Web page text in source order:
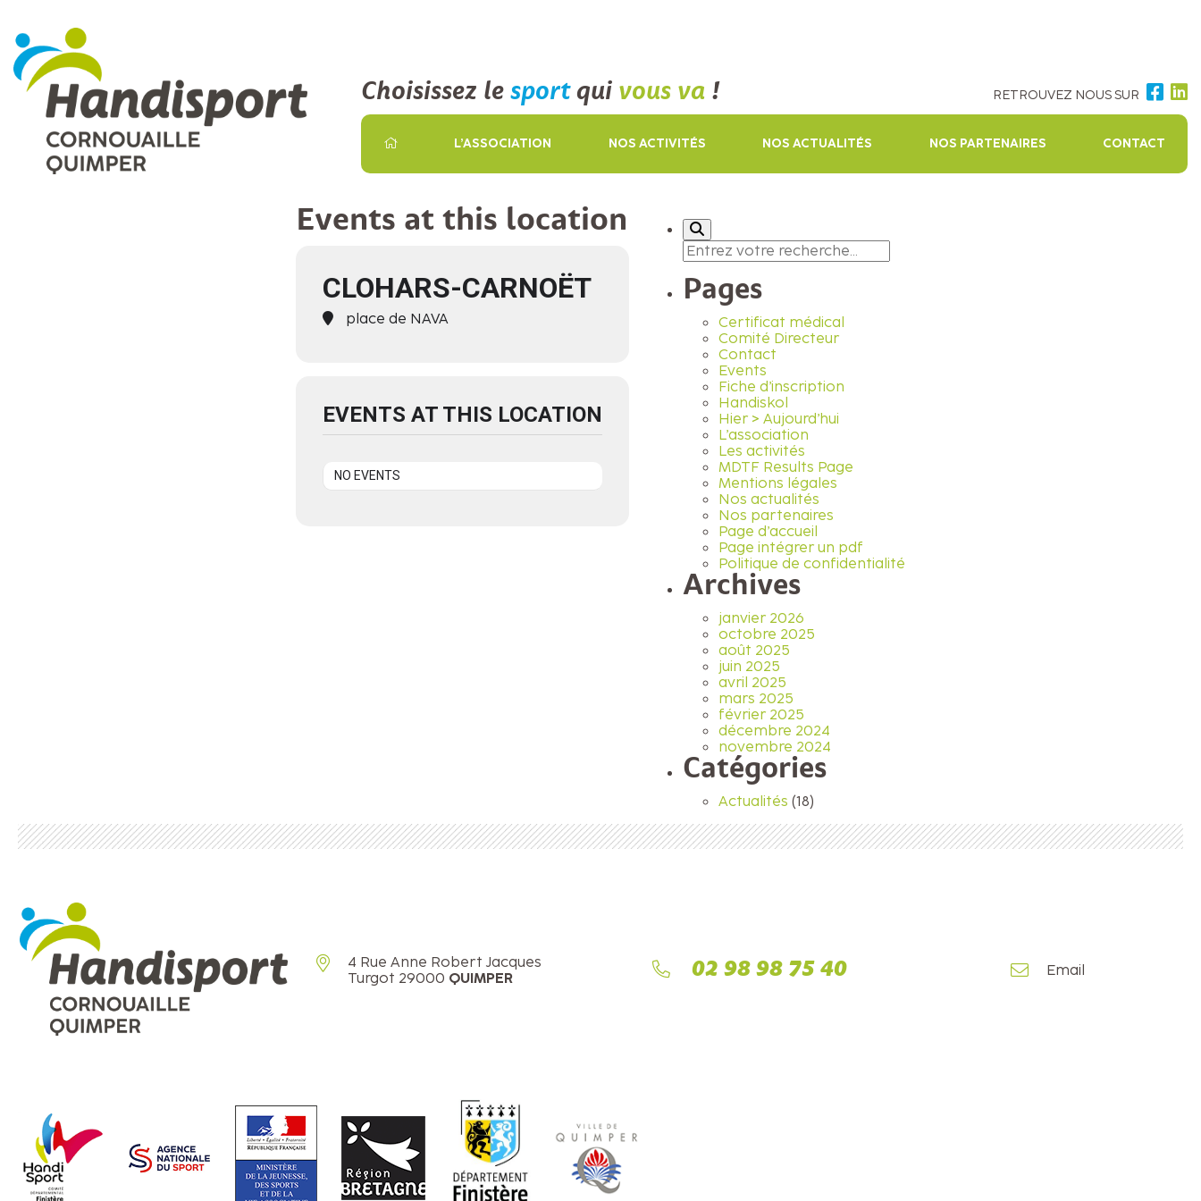
Choisissez le sport qui vous va! RETROUVEZ NOUS SUR
L’ASSOCIATION NOS ACTIVITÉS NOS ACTUALITÉS NOS PARTENAIRES CONTACT
Events at this location
CLOHARS-CARNOËT
place de NAVA
EVENTS AT THIS LOCATION
NO EVENTS
Search
for:
Pages
Certificat médical
Comité Directeur
Contact
Events
Fiche d’inscription
Handiskol
Hier > Aujourd’hui
L’association
Les activités
MDTF Results Page
Mentions légales
Nos actualités
Nos partenaires
Page d’accueil
Page intégrer un pdf
Politique de confidentialité
Archives
janvier 2026
octobre 2025
août 2025
juin 2025
avril 2025
mars 2025
février 2025
décembre 2024
novembre 2024
Catégories
Actualités (18)
4 Rue Anne Robert Jacques
Turgot 29000 QUIMPER 02 98 98 75 40 Email